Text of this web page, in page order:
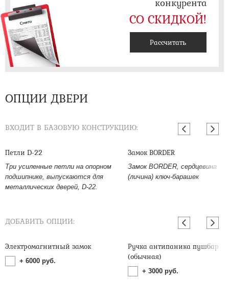
СО СКИДКОЙ!
Рассчитать
ОПЦИИ ДВЕРИ
ВХОДИТ В БАЗОВУЮ КОНСТРУКЦИЮ:
Петли D-22
Три усиленные петли на опорном
подшипнике, выпускаются для
металлических дверей, D-22.
Замок BORDER
Замок BORDER, сердцевина
(личина) ключ-барашек
ДОБАВИТЬ ОПЦИИ:
Электромагнитный замок
+ 6000 руб.
Ручка антипаника пушбар
(обычная)
+ 3000 руб.